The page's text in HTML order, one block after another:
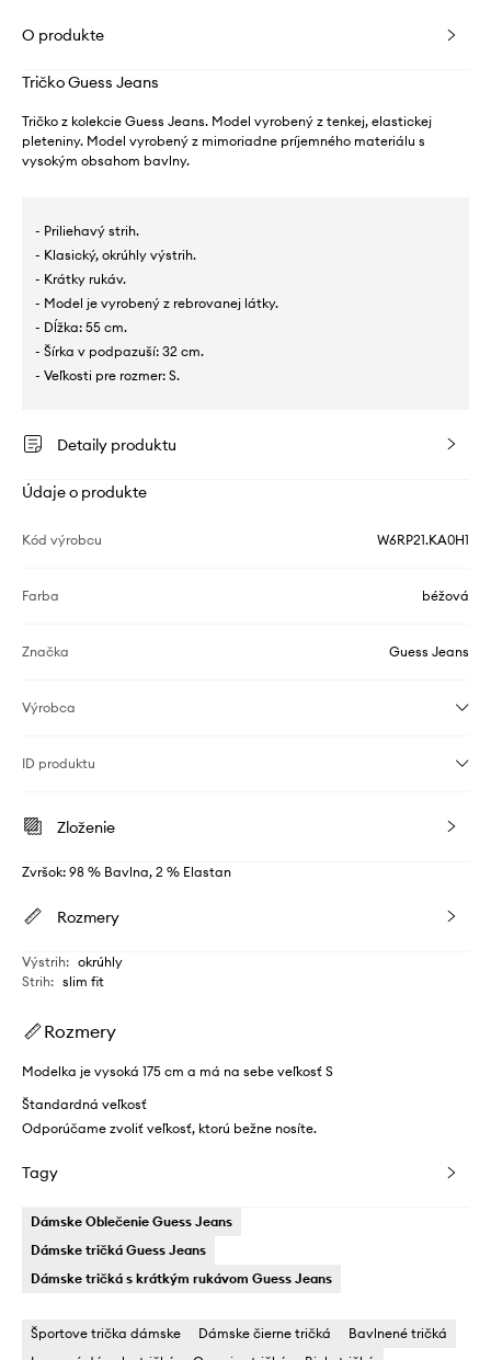
O produkte
Tričko Guess Jeans
Tričko z kolekcie Guess Jeans. Model vyrobený z tenkej, elastickej
pleteniny. Model vyrobený z mimoriadne príjemného materiálu s
vysokým obsahom bavlny.
- Priliehavý strih.
- Klasický, okrúhly výstrih.
- Krátky rukáv.
- Model je vyrobený z rebrovanej látky.
- Dĺžka: 55 cm.
- Šírka v podpazuší: 32 cm.
- Veľkosti pre rozmer: S.
Detaily produktu
Údaje o produkte
Kód výrobcu W6RP21.KA0H1
Farba béžová
Značka Guess Jeans
Výrobca
ID produktu
Zloženie
Zvršok: 98 % Bavlna, 2 % Elastan
Rozmery
Výstrih: okrúhly
Strih: slim fit
Rozmery
Modelka je vysoká 175 cm a má na sebe veľkosť S
Štandardná veľkosť
Odporúčame zvoliť veľkosť, ktorú bežne nosíte.
Tagy
Dámske Oblečenie Guess Jeans
Dámske tričká Guess Jeans
Dámske tričká s krátkým rukávom Guess Jeans
Športove trička dámske Dámske čierne tričká
Bavlnené tričká